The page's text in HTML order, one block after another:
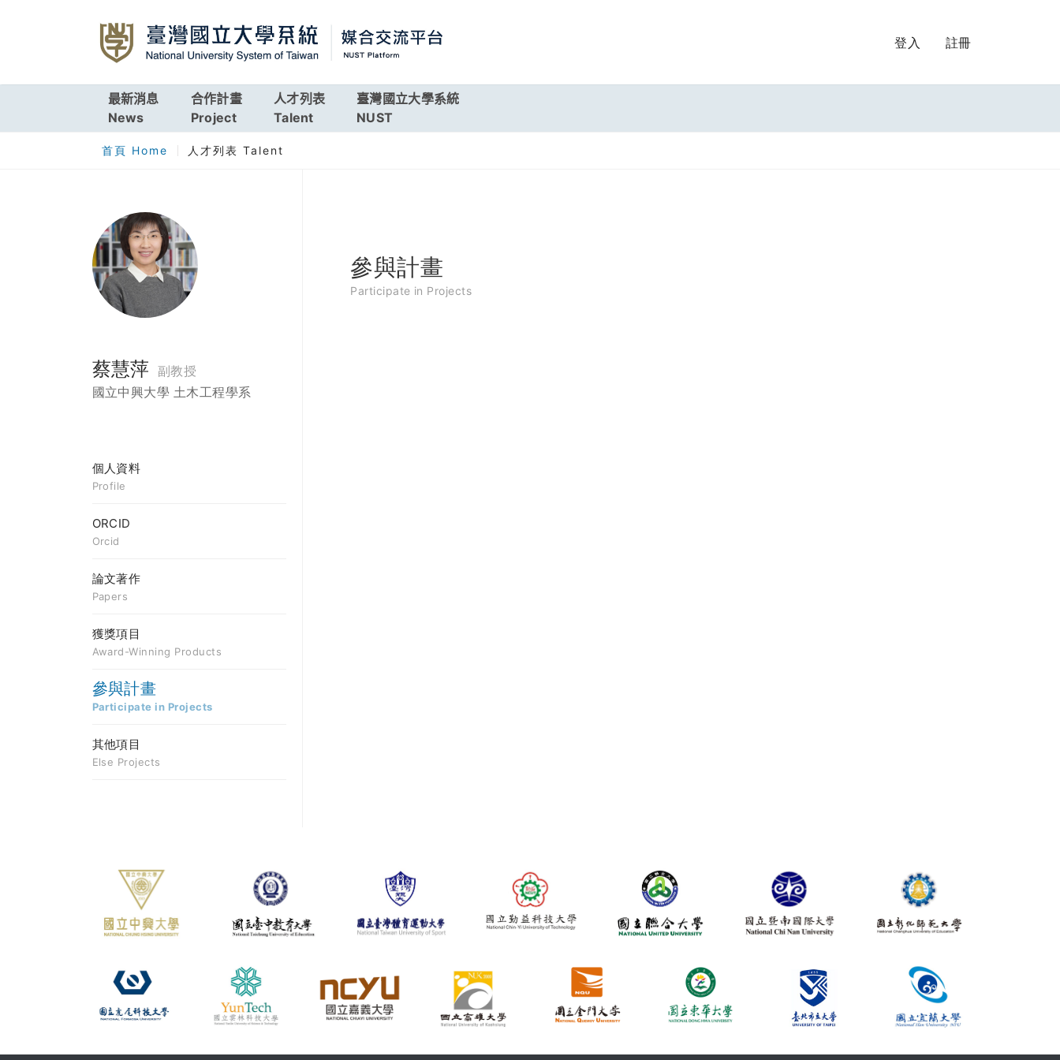
登入 註冊
最新消息
News
合作計畫
Project
人才列表
Talent
臺灣國立大學系統
NUST
首頁 Home 人才列表 Talent
蔡慧萍 副教授
國立中興大學 土木工程學系
個人資料
Profile
ORCID
Orcid
論文著作
Papers
獲獎項目
Award-Winning Products
參與計畫
Participate in Projects
其他項目
Else Projects
參與計畫
Participate in Projects